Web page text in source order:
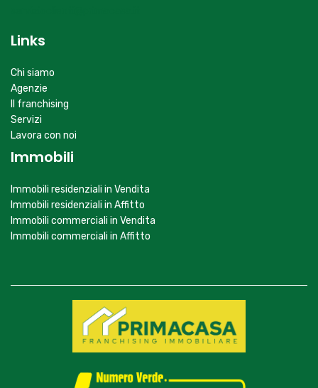
Links
Chi siamo
Agenzie
Il franchising
Servizi
Lavora con noi
Immobili
Immobili residenziali in Vendita
Immobili residenziali in Affitto
Immobili commerciali in Vendita
Immobili commerciali in Affitto